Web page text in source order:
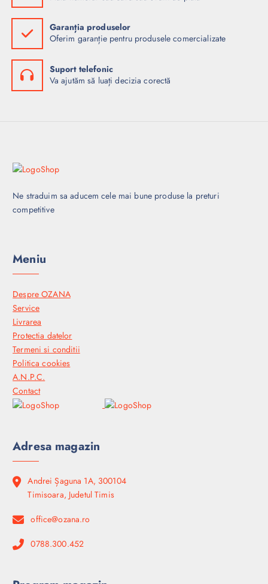
Garanția produselor
Oferim garanție pentru produsele comercializate
Suport telefonic
Va ajutăm să luați decizia corectă
Ne straduim sa aducem cele mai bune produse la preturi
competitive
Meniu
Despre OZANA
Service
Livrarea
Protectia datelor
Termeni si conditii
Politica cookies
A.N.P.C.
Contact
Adresa magazin
Andrei Șaguna 1A, 300104
Timisoara, Judetul Timis
office@ozana.ro
0788.300.452